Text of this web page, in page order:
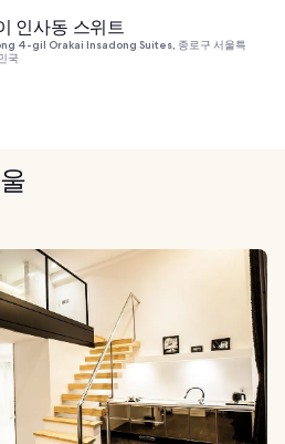
인사동 스위트
4-gil Orakai Insadong Suites, 종로구 서울특
국